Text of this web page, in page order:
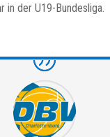
in der U19-Bundesliga.